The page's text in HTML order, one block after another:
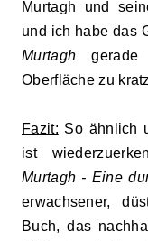
Murtagh und
und ich habe das
Murtagh gerade
Oberfläche zu
Fazit: So ähnlich
ist
Murtagh - Eine
erwachsener,
Buch, das